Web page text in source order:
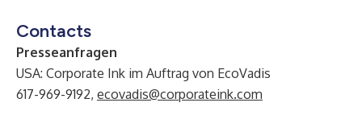
Contacts
Presseanfragen
USA: Corporate Ink im Auftrag von EcoVadis
617-969-9192, ecovadis@corporateink.com